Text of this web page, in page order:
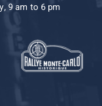
9 am to 6 pm